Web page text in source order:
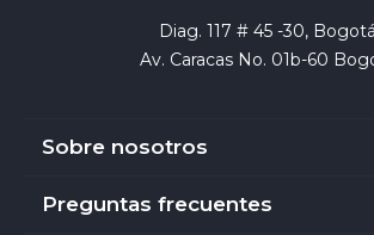
Diag. 117 # 45 -30, Bogotá
Av. Caracas No. 01b-60
Sobre nosotros
Preguntas frecuentes